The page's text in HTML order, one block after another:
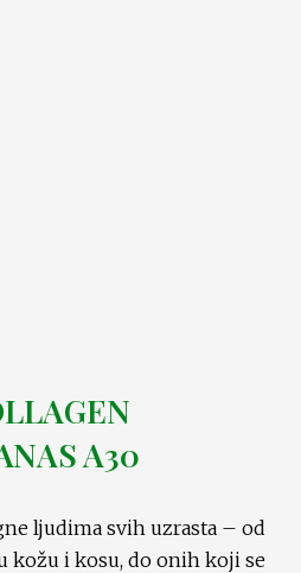
A30
ljudima svih uzrasta – od
kožu i kosu, do onih koji se